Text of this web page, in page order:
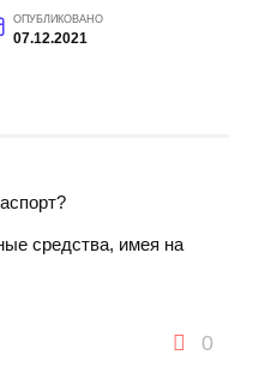
ОПУБЛИКОВАНО
07.12.2021
средства, имея на
0